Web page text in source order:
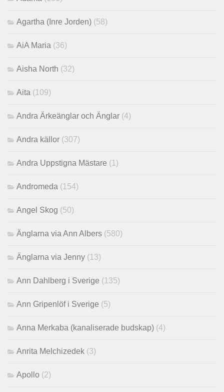
Agartha (Inre Jorden) (58)
AiA Maria (36)
Aisha North (32)
Aita (109)
Andra Ärkeänglar och Änglar (4)
Andra källor (307)
Andra Uppstigna Mästare (1)
Andromeda (154)
Angel Skog (50)
Änglarna via Ann Albers (580)
Änglarna via Jenny (13)
Ann Dahlberg i Sverige (135)
Ann Gripenlöf i Sverige (5)
Anna Merkaba (kanaliserade budskap) (4)
Anrita Melchizedek (3)
Apollo (2)